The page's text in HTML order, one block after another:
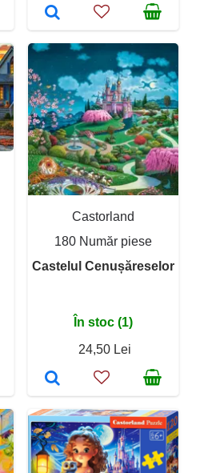
Castorland
180 Număr piese
Castelul Cenușăreselor
În stoc (1)
24,50 Lei